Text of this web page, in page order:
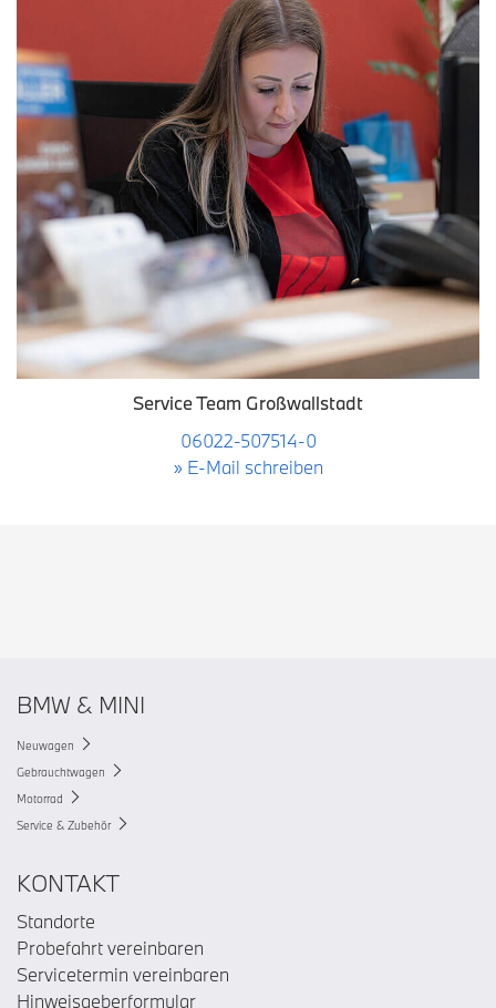
Service Team Großwallstadt
06022-507514-0
» E-Mail schreiben
BMW & MINI
Neuwagen
Gebrauchtwagen
Motorrad
Service & Zubehör
KONTAKT
Standorte
Probefahrt vereinbaren
Servicetermin vereinbaren
Hinweisgeberformular